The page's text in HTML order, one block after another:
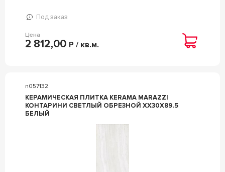
Под заказ
Цена
2 812,00 Р / кв.м.
n057132
КЕРАМИЧЕСКАЯ ПЛИТКА KERAMA MARAZZI
КОНТАРИНИ СВЕТЛЫЙ ОБРЕЗНОЙ ХХ30X89.5
БЕЛЫЙ